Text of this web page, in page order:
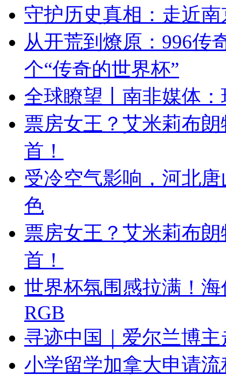
守护历史真相：走近
从开荒到燎原：996传
个“传奇的世界杯”
全球瞭望丨南非媒体
票房女王？艾米莉布
首！
受冷空气影响，河北
色
票房女王？艾米莉布
首！
世界杯氛围感拉满！
RGB
寻迹中国｜爱尔兰博
小学留学加拿大申请